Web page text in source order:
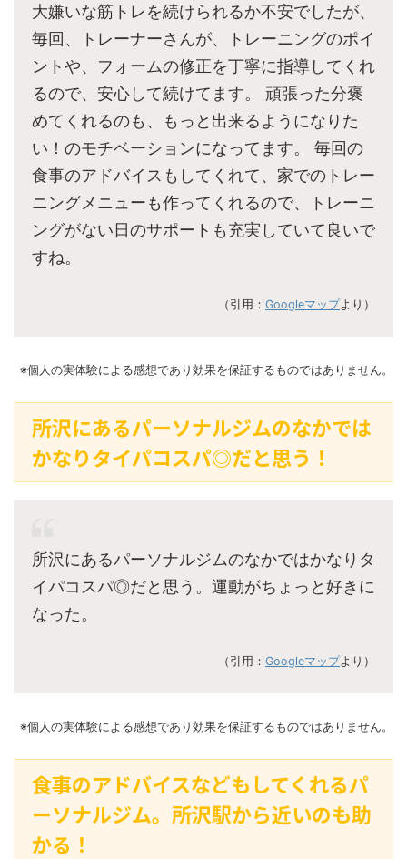
大嫌いな筋トレを続けられるか不安でしたが、
毎回、トレーナーさんが、トレーニングのポイ
ントや、フォームの修正を丁寧に指導してくれ
るので、安心して続けてます。 頑張った分褒
めてくれるのも、もっと出来るようになりた
い！のモチベーションになってます。 毎回の
食事のアドバイスもしてくれて、家でのトレー
ニングメニューも作ってくれるので、トレーニ
ングがない日のサポートも充実していて良いで
すね。
（引用： Googleマップより）
※個人の実体験による感想であり効果を保証するものではありません。
所沢にあるパーソナルジムのなかでは
かなりタイパコスパ◎だと思う！
所沢にあるパーソナルジムのなかではかなりタ
イパコスパ◎だと思う。運動がちょっと好きに
なった。
（引用： Googleマップより）
※個人の実体験による感想であり効果を保証するものではありません。
食事のアドバイスなどもしてくれるパ
ーソナルジム。所沢駅から近いのも助
かる！